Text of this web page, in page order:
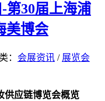
第30届上海浦
美博会
： 会展资讯 / 展览会
供应链博览会概览